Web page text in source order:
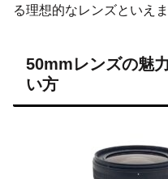
る理想的なレンズといえま
50mmレンズの魅
い方